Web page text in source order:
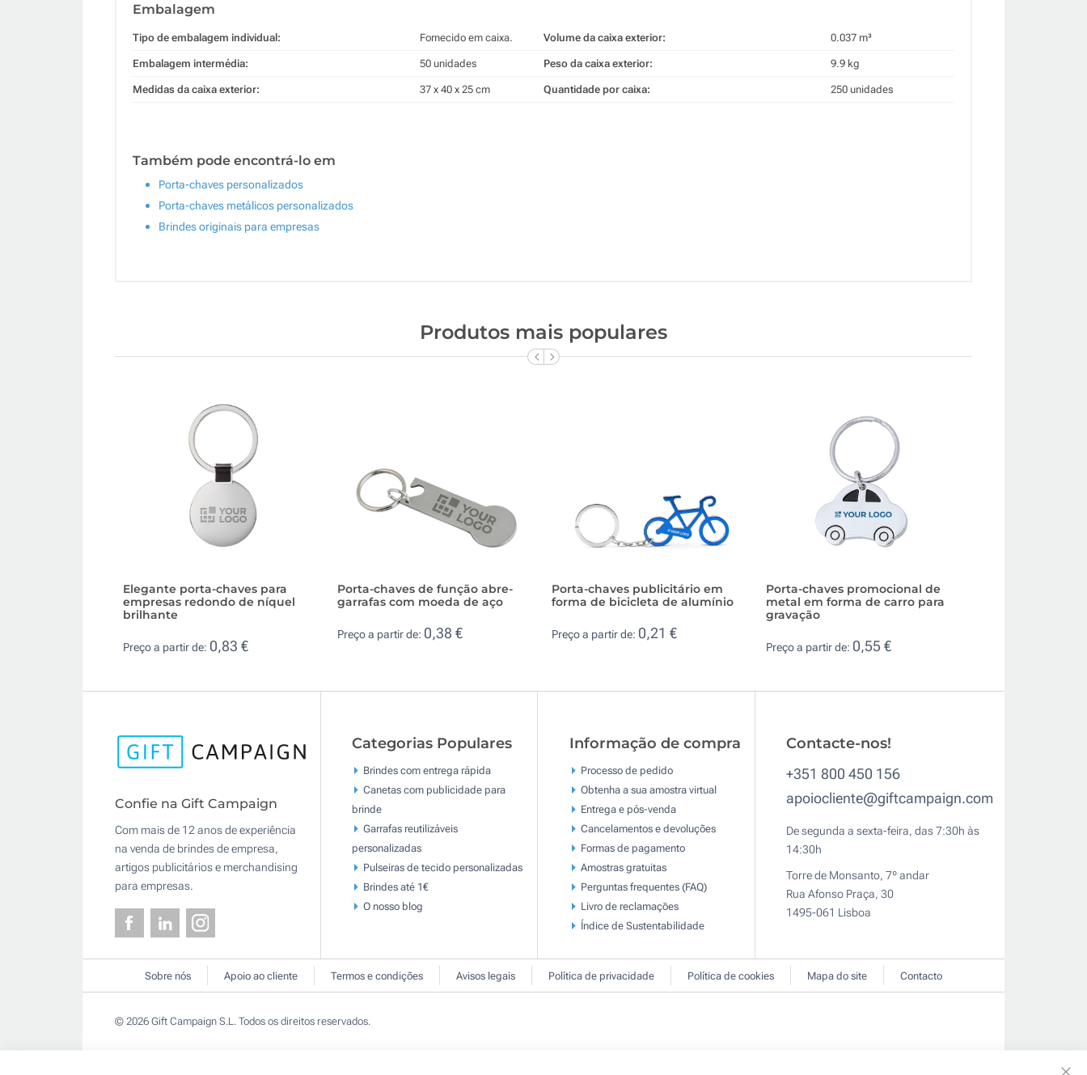
Embalagem
Tipo de embalagem individual: Fornecido em caixa.
Embalagem intermédia: 50 unidades
Medidas da caixa exterior: 37 x 40 x 25 cm
Volume da caixa exterior: 0.037 m³
Peso da caixa exterior: 9.9 kg
Quantidade por caixa: 250 unidades
Também pode encontrá-lo em
Porta-chaves personalizados
Porta-chaves metálicos personalizados
Brindes originais para empresas
Produtos mais populares
Elegante porta-chaves para
empresas redondo de níquel
brilhante
Preço a partir de: 0,83 €
Porta-chaves de função abre-
garrafas com moeda de aço
Preço a partir de: 0,38 €
Porta-chaves publicitário em
forma de bicicleta de alumínio
Preço a partir de: 0,21 €
Porta-chaves promocional de
metal em forma de carro para
gravação
Preço a partir de: 0,55 €
Confie na Gift Campaign
Com mais de 12 anos de experiência
na venda de brindes de empresa,
artigos publicitários e merchandising
para empresas.
Categorias Populares
Brindes com entrega rápida
Canetas com publicidade para
brinde
Garrafas reutilizáveis
personalizadas
Pulseiras de tecido personalizadas
Brindes até 1€
O nosso blog
Informação de compra
Processo de pedido
Obtenha a sua amostra virtual
Entrega e pós-venda
Cancelamentos e devoluções
Formas de pagamento
Amostras gratuitas
Perguntas frequentes (FAQ)
Livro de reclamaçōes
Índice de Sustentabilidade
Contacte-nos!
+351 800 450 156
apoiocliente@giftcampaign.com
De segunda a sexta-feira, das 7:30h às
14:30h
Torre de Monsanto, 7º andar
Rua Afonso Praça, 30
1495-061 Lisboa
Sobre nós Apoio ao cliente Termos e condições Avisos legais Política de privacidade Política de cookies Mapa do site Contacto
© 2026 Gift Campaign S.L. Todos os direitos reservados.